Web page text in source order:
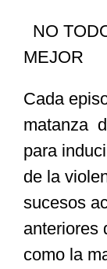
NO
MEJOR
Cada
matanza
para
de la
sucesos
anteriores
como la